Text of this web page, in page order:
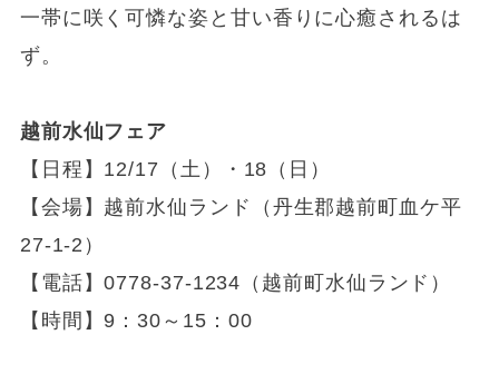
一帯に咲く可憐な姿と甘い香りに心癒されるは
ず。
越前水仙フェア
【日程】12/17（土）・18（日）
【会場】越前水仙ランド（丹生郡越前町血ケ平
27-1-2）
【電話】0778-37-1234（越前町水仙ランド）
【時間】9：30～15：00